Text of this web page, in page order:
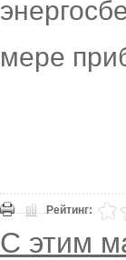
мере
Рейтинг:
С этим